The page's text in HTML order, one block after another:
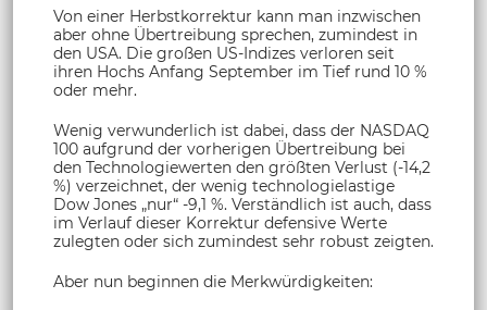
Von einer Herbstkorrektur kann man inzwischen
aber ohne Übertreibung sprechen, zumindest in
den USA. Die großen US-Indizes verloren seit
ihren Hochs Anfang September im Tief rund 10 %
oder mehr.
Wenig verwunderlich ist dabei, dass der NASDAQ
100 aufgrund der vorherigen Übertreibung bei
den Technologiewerten den größten Verlust (-14,2
%) verzeichnet, der wenig technologielastige
Dow Jones „nur“ -9,1 %. Verständlich ist auch, dass
im Verlauf dieser Korrektur defensive Werte
zulegten oder sich zumindest sehr robust zeigten.
Aber nun beginnen die Merkwürdigkeiten: